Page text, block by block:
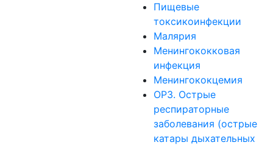
Пищевые
токсикоинфекции
Малярия
Менингококковая
инфекция
Менингококцемия
ОРЗ. Острые
респираторные
заболевания (острые
катары дыхательных